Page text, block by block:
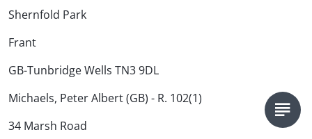
Shernfold Park
Frant
GB-Tunbridge Wells TN3 9DL
Michaels, Peter Albert (GB) - R. 102(1)
34 Marsh Road